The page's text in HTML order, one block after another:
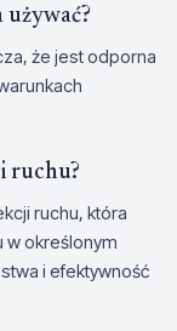
że jest odporna
ruchu?
ruchu, która
w określonym
i efektywność